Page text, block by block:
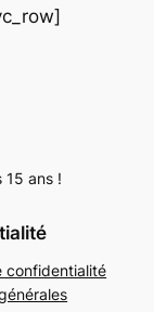
ans !
confidentialité